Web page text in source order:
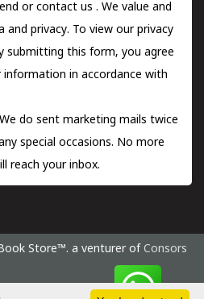
orcontact us . We value and
privacy. To view our privacy
submitting this form, you agree
in accordance with
do sent marketing mails twice
special occasions. No more
reach your inbox.
Store™. a venturer of Consors